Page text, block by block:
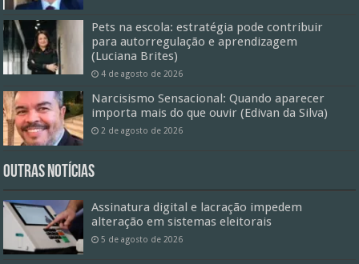
Pets na escola: estratégia pode contribuir
para autorregulação e aprendizagem
(Luciana Brites)
4 de agosto de 2026
Narcisismo Sensacional: Quando aparecer
importa mais do que ouvir (Edivan da Silva)
2 de agosto de 2026
Outras Notícias
Assinatura digital e lacração impedem
alteração em sistemas eleitorais
5 de agosto de 2026